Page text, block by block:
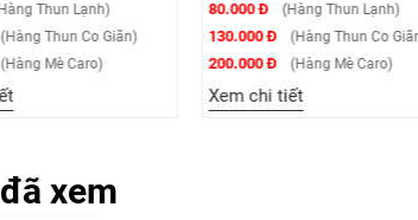
Giãn)
(Hàng Thun Lạnh)
130.000 Đ (Hàng Thun Co Giãn)
(Hàng Mè Caro)
Xem chi tiết
xem